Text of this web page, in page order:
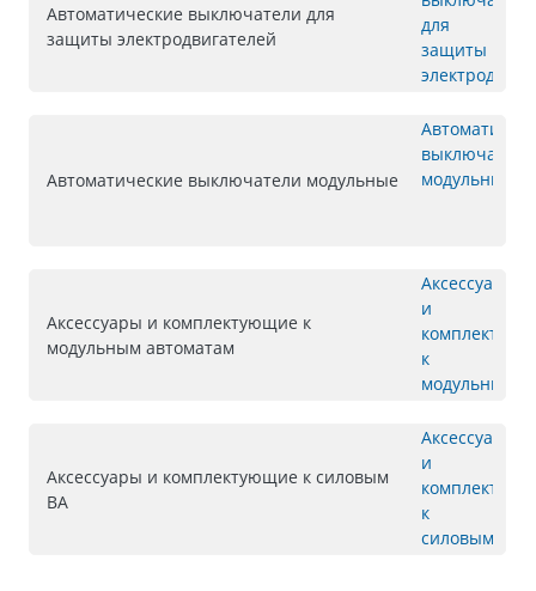
Автоматические выключатели для
защиты электродвигателей
Автоматические выключатели модульные
Аксессуары и комплектующие к
модульным автоматам
Аксессуары и комплектующие к силовым
ВА